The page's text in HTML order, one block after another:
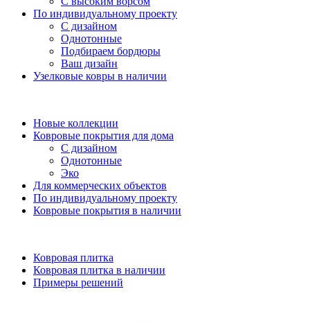
По индивидуальному проекту
С дизайном
Однотонные
Подбираем бордюры
Ваш дизайн
Узелковые ковры в наличии
Новые коллекции
Ковровые покрытия для дома
С дизайном
Однотонные
Эко
Для коммерческих объектов
По индивидуальному проекту
Ковровые покрытия в наличии
Ковровая плитка
Ковровая плитка в наличии
Примеры решений